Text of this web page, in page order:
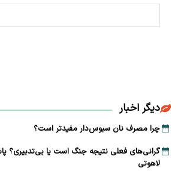
دیگر اخبار
چرا مصرف نان سبوس‌دار مفیدتر است؟
گرانی‌های فعلی نتیجه جنگ است یا بی‌تدبیری؟
لاهوتی